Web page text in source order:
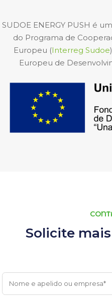
SUDOE ENERGY PUSH é
do Programa de
Europeu (Interreg Sudoe
Europeu de
Solicite